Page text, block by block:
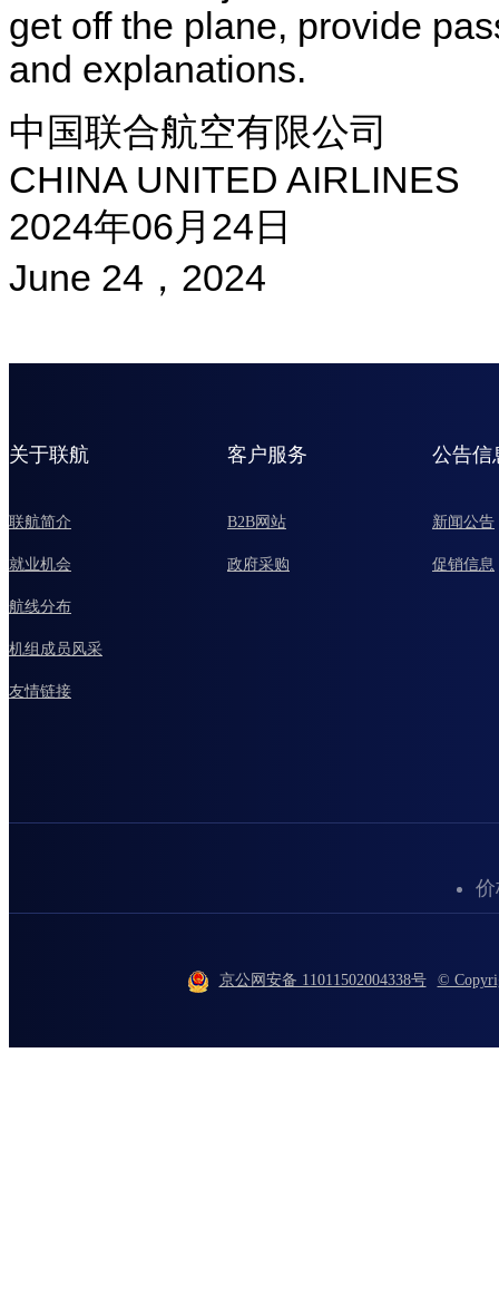
get off the plane, provide
and explanations.
中国联合航空有限公司
CHINA UNITED AIRLINES
2024年06月24日
June 24，2024
关于联航
联航简介
就业机会
航线分布
机组成员风采
友情链接
客户服务
B2B网站
政府采购
公告信
新闻公告
促销信息
京公网安备 11011502004338号 ©